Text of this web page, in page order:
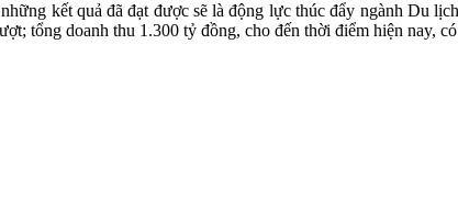
kết quả đã đạt được sẽ là động lực thúc đẩy ngành Du
tổng doanh thu 1.300 tỷ đồng, cho đến thời điểm hiện nay,